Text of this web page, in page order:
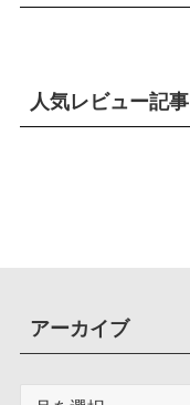
人気レビュー記事
アーカイブ